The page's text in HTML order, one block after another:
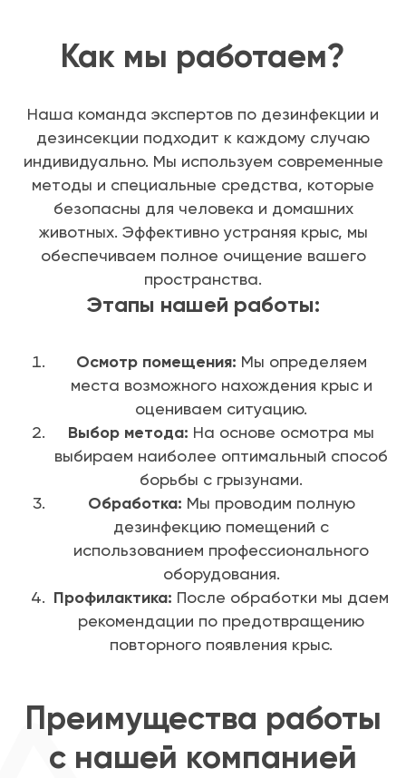
Как мы работаем?
Наша команда экспертов по дезинфекции и
дезинсекции подходит к каждому случаю
индивидуально. Мы используем современные
методы и специальные средства, которые
безопасны для человека и домашних
животных. Эффективно устраняя крыс, мы
обеспечиваем полное очищение вашего
пространства.
Этапы нашей работы:
Осмотр помещения: Мы определяем
места возможного нахождения крыс и
оцениваем ситуацию.
Выбор метода: На основе осмотра мы
выбираем наиболее оптимальный способ
борьбы с грызунами.
Обработка: Мы проводим полную
дезинфекцию помещений с
использованием профессионального
оборудования.
Профилактика: После обработки мы даем
рекомендации по предотвращению
повторного появления крыс.
Преимущества работы
с нашей компанией